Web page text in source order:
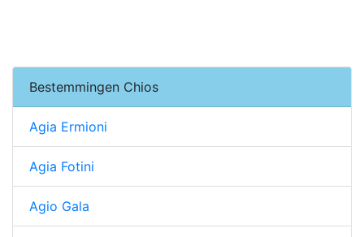
Bestemmingen Chios
Agia Ermioni
Agia Fotini
Agio Gala